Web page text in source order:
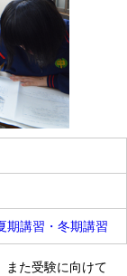
期講習・冬期講習
また受験に向けて